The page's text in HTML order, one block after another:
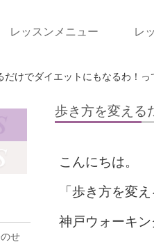
レッスンメニュー レ
だけでダイエットにもなるわ！っ
歩き方を変える
こんにちは。
「歩き方を変
神戸ウォーキン
せ